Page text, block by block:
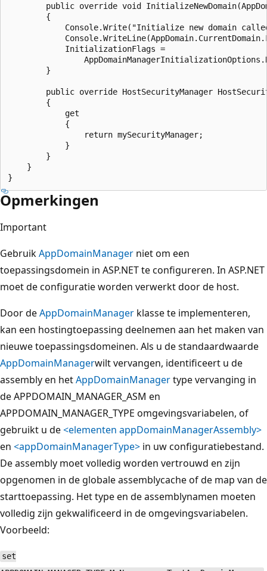
public override void
        {
Console.Write("Initialize new domain
            InitializationFlags =
        }
public override HostSecurityManager
        {
            get
            {
                return mySecurityManager;
            }
        }
    }
Opmerkingen
Important
GebruikAppDomainManager niet om een
toepassingsdomein in ASP.NET te configureren. In ASP.NET
moet de configuratie worden verwerkt door de host.
Door deAppDomainManager klasse te implementeren,
kan een hostingtoepassing deelnemen aan het maken van
nieuwe toepassingsdomeinen. Als u de standaardwaarde
AppDomainManagerwilt vervangen, identificeert u de
assembly en hetAppDomainManagertype vervanging in
de APPDOMAIN_MANAGER_ASM en
APPDOMAIN_MANAGER_TYPE omgevingsvariabelen, of
gebruikt u de<elementen appDomainManagerAssembly>
en <appDomainManagerType> in uw configuratiebestand.
De assembly moet volledig worden vertrouwd en zijn
opgenomen in de globale assemblycache of de map van de
starttoepassing. Het type en de assemblynamen moeten
volledig zijn gekwalificeerd in de omgevingsvariabelen.
Voorbeeld:
set